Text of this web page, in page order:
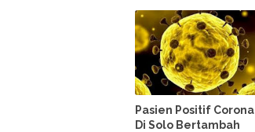
Pasien Positif Corona
Di Solo Bertambah